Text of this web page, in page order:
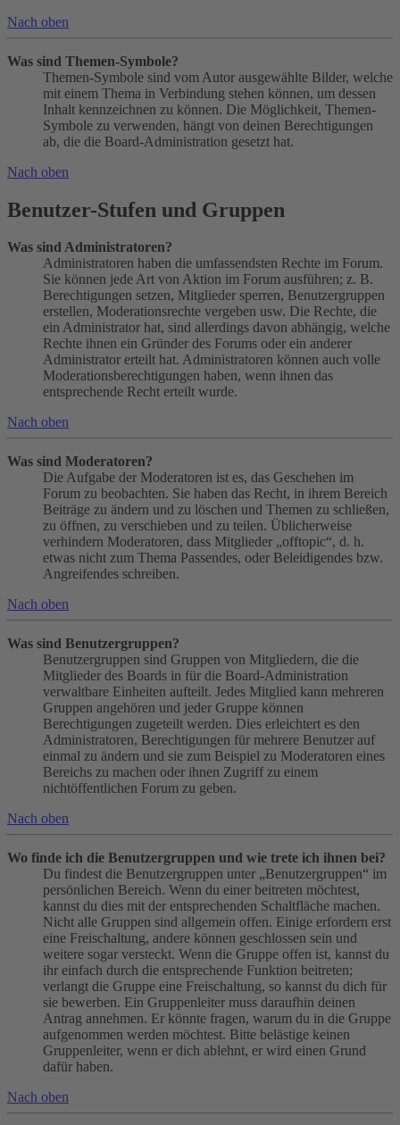
Nach oben
Was sind Themen-Symbole?
Themen-Symbole sind vom Autor ausgewählte Bilder, welche
mit einem Thema in Verbindung stehen können, um dessen
Inhalt kennzeichnen zu können. Die Möglichkeit, Themen-
Symbole zu verwenden, hängt von deinen Berechtigungen
ab, die die Board-Administration gesetzt hat.
Nach oben
Benutzer-Stufen und Gruppen
Was sind Administratoren?
Administratoren haben die umfassendsten Rechte im Forum.
Sie können jede Art von Aktion im Forum ausführen; z. B.
Berechtigungen setzen, Mitglieder sperren, Benutzergruppen
erstellen, Moderationsrechte vergeben usw. Die Rechte, die
ein Administrator hat, sind allerdings davon abhängig, welche
Rechte ihnen ein Gründer des Forums oder ein anderer
Administrator erteilt hat. Administratoren können auch volle
Moderationsberechtigungen haben, wenn ihnen das
entsprechende Recht erteilt wurde.
Nach oben
Was sind Moderatoren?
Die Aufgabe der Moderatoren ist es, das Geschehen im
Forum zu beobachten. Sie haben das Recht, in ihrem Bereich
Beiträge zu ändern und zu löschen und Themen zu schließen,
zu öffnen, zu verschieben und zu teilen. Üblicherweise
verhindern Moderatoren, dass Mitglieder „offtopic“, d. h.
etwas nicht zum Thema Passendes, oder Beleidigendes bzw.
Angreifendes schreiben.
Nach oben
Was sind Benutzergruppen?
Benutzergruppen sind Gruppen von Mitgliedern, die die
Mitglieder des Boards in für die Board-Administration
verwaltbare Einheiten aufteilt. Jedes Mitglied kann mehreren
Gruppen angehören und jeder Gruppe können
Berechtigungen zugeteilt werden. Dies erleichtert es den
Administratoren, Berechtigungen für mehrere Benutzer auf
einmal zu ändern und sie zum Beispiel zu Moderatoren eines
Bereichs zu machen oder ihnen Zugriff zu einem
nichtöffentlichen Forum zu geben.
Nach oben
Wo finde ich die Benutzergruppen und wie trete ich ihnen bei?
Du findest die Benutzergruppen unter „Benutzergruppen“ im
persönlichen Bereich. Wenn du einer beitreten möchtest,
kannst du dies mit der entsprechenden Schaltfläche machen.
Nicht alle Gruppen sind allgemein offen. Einige erfordern erst
eine Freischaltung, andere können geschlossen sein und
weitere sogar versteckt. Wenn die Gruppe offen ist, kannst du
ihr einfach durch die entsprechende Funktion beitreten;
verlangt die Gruppe eine Freischaltung, so kannst du dich für
sie bewerben. Ein Gruppenleiter muss daraufhin deinen
Antrag annehmen. Er könnte fragen, warum du in die Gruppe
aufgenommen werden möchtest. Bitte belästige keinen
Gruppenleiter, wenn er dich ablehnt, er wird einen Grund
dafür haben.
Nach oben